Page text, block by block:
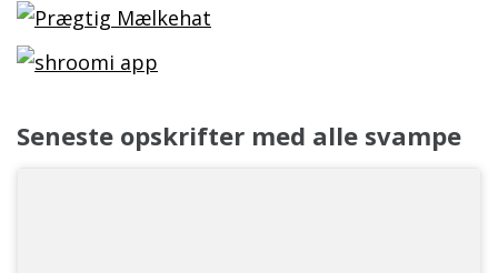
Seneste opskrifter med alle svampe